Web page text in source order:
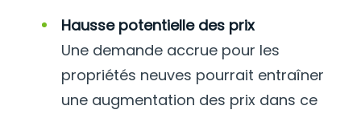
Hausse potentielle des prix
Une demande accrue pour les
propriétés neuves pourrait entraîner
une augmentation des prix dans ce